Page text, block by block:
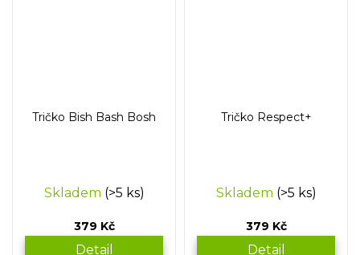
Tričko Bish Bash Bosh
Skladem (>5 ks)
379 Kč
Detail
Tričko Respect+
Skladem (>5 ks)
379 Kč
Detail